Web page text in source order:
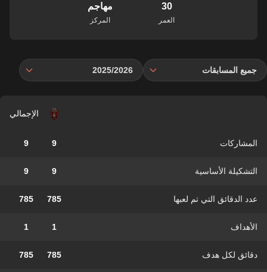
30
العمر
مهاجم
المركز
جميع المسابقات 2025/2026
الإجمالي
المشاركات 9
9
التشكيلة الأساسية 9
9
عدد الدقائق التي تم لعبها 785
785
الأهداف 1
1
دقائق لكل هدف 785
785